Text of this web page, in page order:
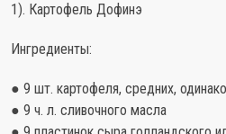
1). Картофель Дофинэ
Ингредиенты:
● 9 шт. картофеля, средних,
● 9 ч. л. сливочного масла